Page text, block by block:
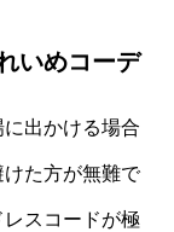
いめコーデ
出かける場合
た方が無難で
スコードが極